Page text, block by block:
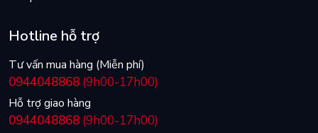
Hotline hỗ trợ
Tư vấn mua hàng (Miễn phí)
0944048868 (9h00-17h00)
Hỗ trợ giao hàng
0944048868 (9h00-17h00)